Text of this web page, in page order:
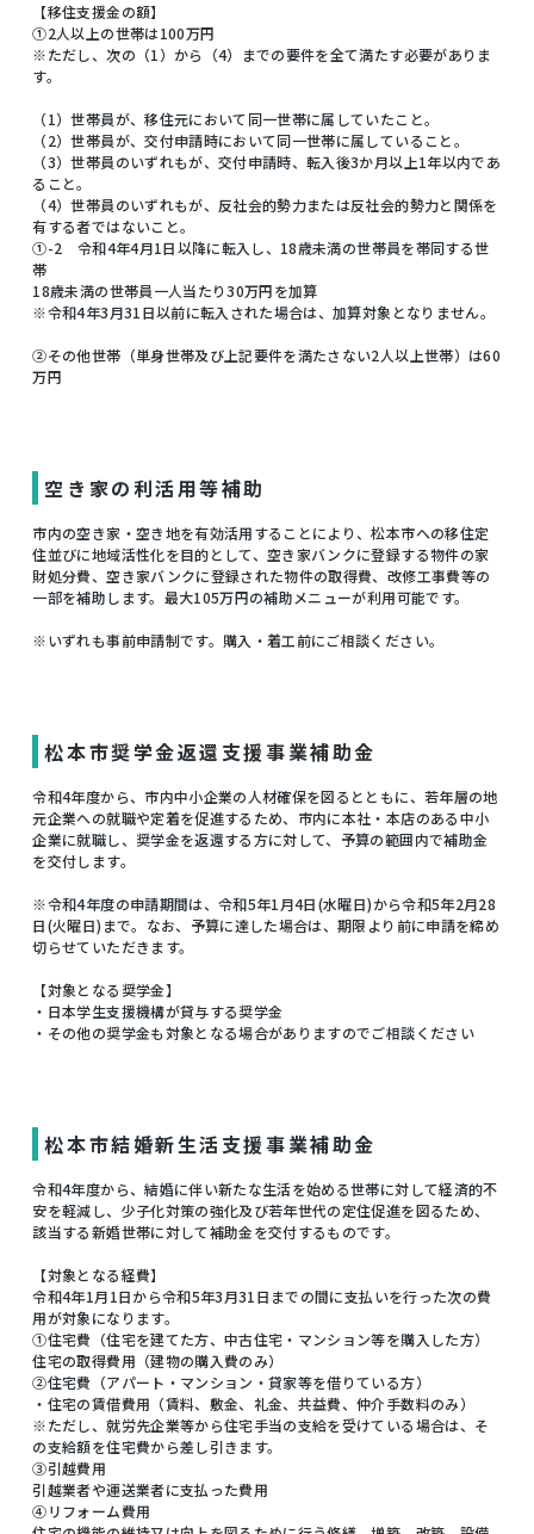
【移住支援金の額】
①2人以上の世帯は100万円
※ただし、次の（1）から（4）までの要件を全て満たす必要がありま
す。
（1）世帯員が、移住元において同一世帯に属していたこと。
（2）世帯員が、交付申請時において同一世帯に属していること。
（3）世帯員のいずれもが、交付申請時、転入後3か月以上1年以内であ
ること。
（4）世帯員のいずれもが、反社会的勢力または反社会的勢力と関係を
有する者ではないこと。
①-2 令和4年4月1日以降に転入し、18歳未満の世帯員を帯同する世
帯
18歳未満の世帯員一人当たり30万円を加算
※令和4年3月31日以前に転入された場合は、加算対象となりません。
②その他世帯（単身世帯及び上記要件を満たさない2人以上世帯）は60
万円
空き家の利活用等補助
市内の空き家・空き地を有効活用することにより、松本市への移住定
住並びに地域活性化を目的として、空き家バンクに登録する物件の家
財処分費、空き家バンクに登録された物件の取得費、改修工事費等の
一部を補助します。最大105万円の補助メニューが利用可能です。
※いずれも事前申請制です。購入・着工前にご相談ください。
松本市奨学金返還支援事業補助金
令和4年度から、市内中小企業の人材確保を図るとともに、若年層の地
元企業への就職や定着を促進するため、市内に本社・本店のある中小
企業に就職し、奨学金を返還する方に対して、予算の範囲内で補助金
を交付します。
※令和4年度の申請期間は、令和5年1月4日(水曜日)から令和5年2月28
日(火曜日)まで​。なお、予算に達した場合は、期限より前に申請を締め
切らせていただきます。
【対象となる奨学金】
・日本学生支援機構が貸与する奨学金
・その他の奨学金も対象となる場合がありますのでご相談ください
松本市結婚新生活支援事業補助金
令和4年度から、結婚に伴い新たな生活を始める世帯に対して経済的不
安を軽減し、少子化対策の強化及び若年世代の定住促進を図るため、
該当する新婚世帯に対して補助金を交付するものです。
【対象となる経費】
令和4年1月1日から令和5年3月31日までの間に支払いを行った次の費
用が対象になります。
①住宅費（住宅を建てた方、中古住宅・マンション等を購入した方）
住宅の取得費用（建物の購入費のみ）
②住宅費（アパート・マンション・貸家等を借りている方）
・住宅の賃借費用（賃料、敷金、礼金、共益費、仲介手数料のみ）
※ただし、就労先企業等から住宅手当の支給を受けている場合は、そ
の支給額を住宅費から差し引きます。
③引越費用
引越業者や運送業者に支払った費用
④リフォーム費用